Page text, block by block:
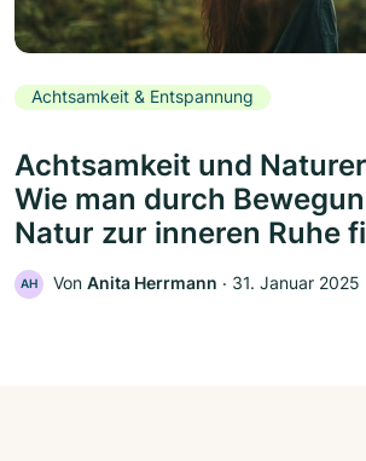
Achtsamkeit & Entspannung
Achtsamkeit und
Wie man durch
Natur zur inneren Ruhe
AH Von Anita Herrmann ‧ 31. Januar 2025